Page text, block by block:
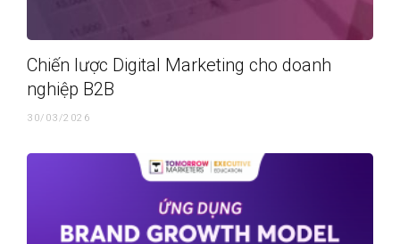
Chiến lược Digital Marketing cho doanh
nghiệp B2B
30/03/2026